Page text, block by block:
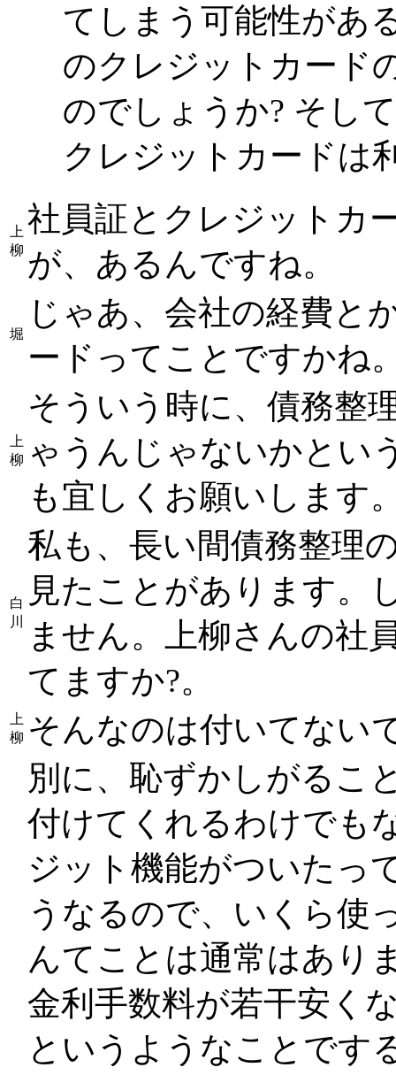
てしまう可能性があ
のクレジットカード
のでしょうか? そし
クレジットカードは
上
柳
社員証とクレジットカ
が、あるんですね。
堀
じゃあ、会社の経費と
ードってことですかね
上
柳
そういう時に、債務整
ゃうんじゃないかとい
も宜しくお願いします
白
川
私も、長い間債務整理
見たことがあります。
ません。上柳さんの社
てますか?。
上
柳 そんなのは付いてない
別に、恥ずかしがるこ
付けてくれるわけでも
ジット機能がついたっ
うなるので、いくら使
んてことは通常はあり
金利手数料が若干安く
というようなことです